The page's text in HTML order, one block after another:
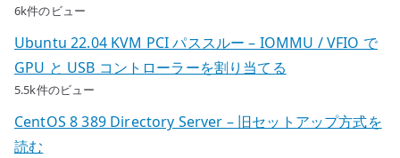
6k件のビュー
Ubuntu 22.04 KVM PCI パススルー – IOMMU / VFIO で
GPU と USB コントローラーを割り当てる
5.5k件のビュー
CentOS 8 389 Directory Server – 旧セットアップ方式を
読む